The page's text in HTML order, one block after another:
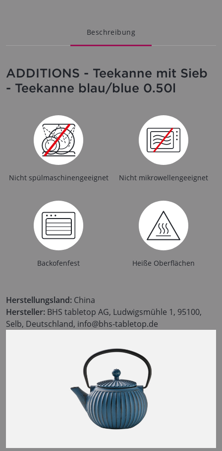
Beschreibung
ADDITIONS - Teekanne mit Sieb
- Teekanne blau/blue 0.50l
Nicht spülmaschinengeeignet Nicht mikrowellengeeignet
Backofenfest Heiße Oberflächen
Herstellungsland: China
Hersteller: BHS tabletop AG, Ludwigsmühle 1, 95100,
Selb, Deutschland, info@bhs-tabletop.de